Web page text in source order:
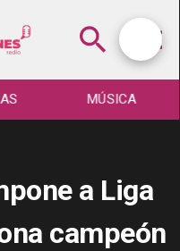
MÚSICA
a Liga
campeón